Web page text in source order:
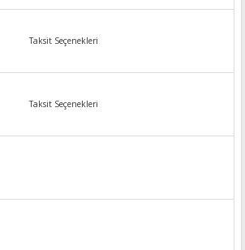
Taksit Seçenekleri
Taksit Seçenekleri